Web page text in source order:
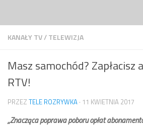
KANAŁY TV/TELEWIZJA
Masz samochód? Zapłacisz
RTV!
PRZEZ TELE ROZRYWKA · 11 KWIETNIA 2017
„Znacząca poprawa poboru opłat